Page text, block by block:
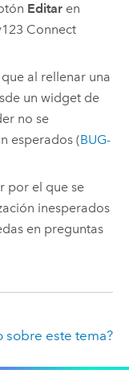
Editar en
Connect
al rellenar una
un widget de
no se
esperados (BUG-
por el que se
inesperados
en preguntas
sobre este tema?